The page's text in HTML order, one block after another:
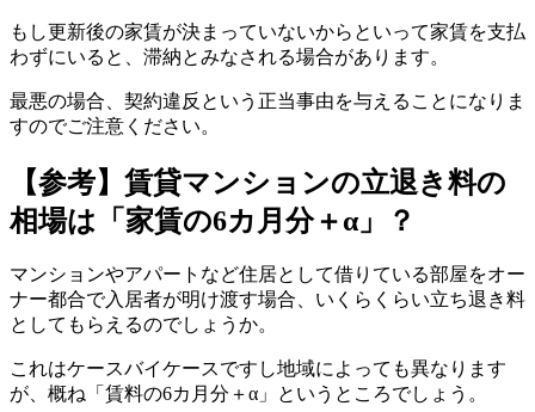
もし更新後の家賃が決まっていないからといって家賃を支払
わずにいると、滞納とみなされる場合があります。
最悪の場合、契約違反という正当事由を与えることになりま
すのでご注意ください。
【参考】賃貸マンションの立退き料の
相場は「家賃の6カ月分＋α」？
マンションやアパートなど住居として借りている部屋をオー
ナー都合で入居者が明け渡す場合、いくらくらい立ち退き料
としてもらえるのでしょうか。
これはケースバイケースですし地域によっても異なります
が、概ね「賃料の6カ月分＋α」というところでしょう。